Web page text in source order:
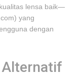
lensa baik—
yang
dengan
Alternatif